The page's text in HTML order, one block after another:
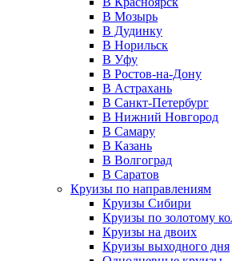
В Мозырь
В Дудинку
В Норильск
В Уфу
В Ростов-на-Дону
В Астрахань
В Санкт-Петербург
В Нижний Новгород
В Самару
В Казань
В Волгоград
В Саратов
Круизы по направлениям
Круизы Сибири
Круизы по золотому
Круизы на двоих
Круизы выходного дня